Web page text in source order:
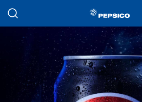
Passar para o conteúdo principal